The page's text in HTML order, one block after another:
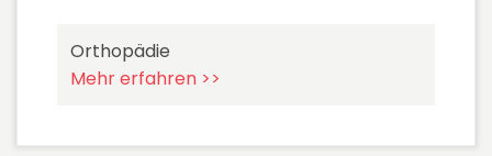
Orthopädie
Mehr erfahren >>